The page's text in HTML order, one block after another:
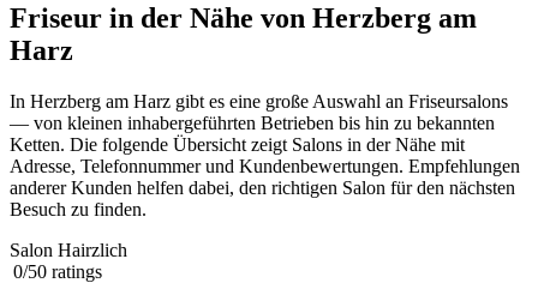
Friseur in der Nähe von Herzberg am
Harz
In Herzberg am Harz gibt es eine große Auswahl an Friseursalons
— von kleinen inhabergeführten Betrieben bis hin zu bekannten
Ketten. Die folgende Übersicht zeigt Salons in der Nähe mit
Adresse, Telefonnummer und Kundenbewertungen. Empfehlungen
anderer Kunden helfen dabei, den richtigen Salon für den nächsten
Besuch zu finden.
Salon Hairzlich
0/50 ratings